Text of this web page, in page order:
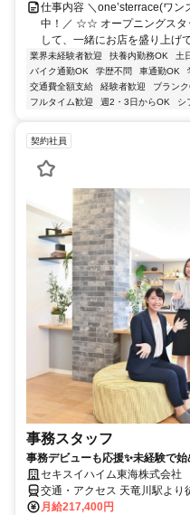
仕事内容 ＼one’sterrace(ワ
中！／ ☆☆ オープニングス
して、一緒にお店を盛り上げ
業界未経験者歓迎 扶養内勤務OK 土
バイク通勤OK
学歴不問 車通勤OK
交通費全額支給
経験者歓迎 ブラン
フルタイム歓迎
週2・3日からOK シ
契約社員
事務スタッフ
事務デビューも応援✨未経験で
セキスイハイム東海株式会
交通・アクセス 天竜川駅より
月給217,400円